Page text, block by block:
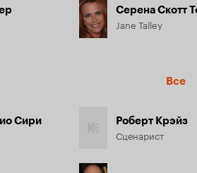
Серена Скотт
Jane Talley
Все
Сири Роберт Крэйз
Сценарист